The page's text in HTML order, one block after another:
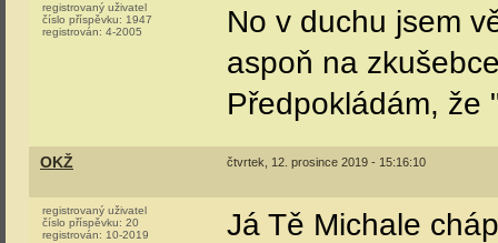
registrovaný uživatel
číslo příspěvku: 1947
registrován: 4-2005
No v duchu jsem
aspoň na
Předpokládám, že
OKŽ čtvrtek, 12. prosince 2019 - 15:16:10
registrovaný uživatel
číslo příspěvku: 20
registrován: 10-2019
Já Tě Michale